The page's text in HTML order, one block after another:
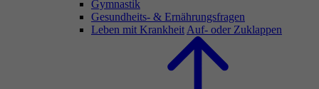
Gymnastik
Gesundheits- & Ernährungsfragen
Leben mit Krankheit Auf- oder Zuklappen